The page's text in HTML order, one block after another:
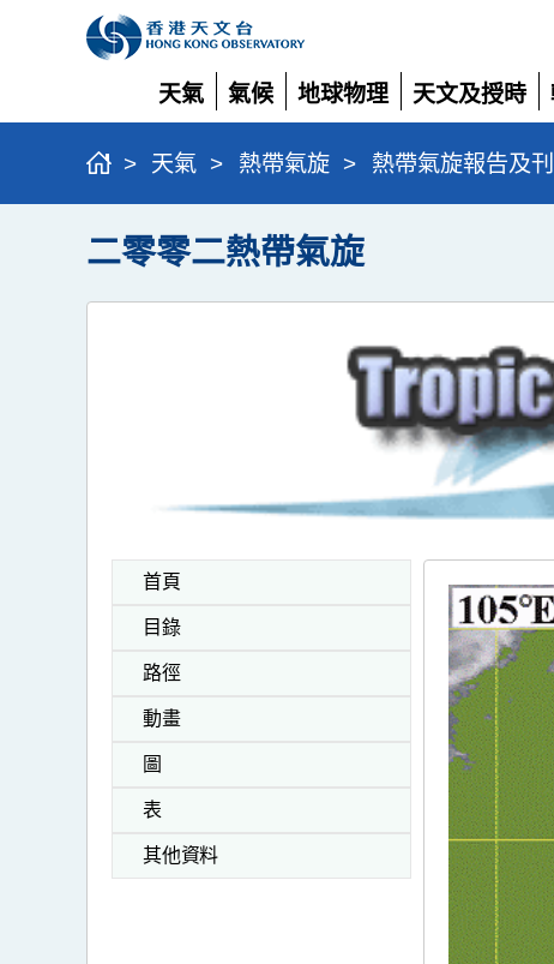
天氣
展
開
氣候
展
開
地球物理
展
開
天文及授時
展
開
> 天氣 > 熱帶氣旋 > 熱帶氣旋報告及
二零零二熱帶氣旋
首頁
目錄
路徑
動畫
圖
表
其他資料